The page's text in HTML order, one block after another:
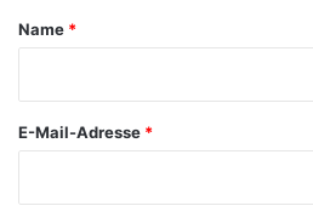
a
Name *
E-Mail-Adresse *